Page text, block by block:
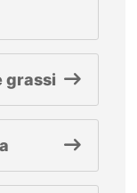
grassi